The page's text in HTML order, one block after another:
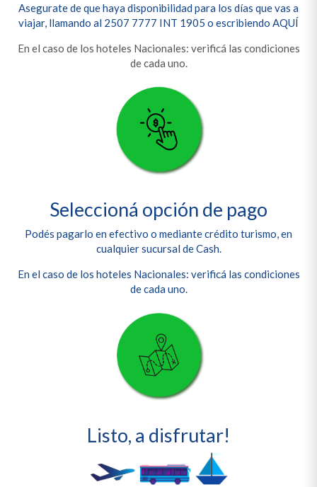
Asegurate de que haya disponibilidad para los días que vas a
viajar, llamando al 2507 7777 INT 1905 o escribiendo AQUÍ
En el caso de los hoteles Nacionales: verificá las condiciones
de cada uno.
Seleccioná opción de pago
Podés pagarlo en efectivo o mediante crédito turismo, en
cualquier sucursal de Cash.
En el caso de los hoteles Nacionales: verificá las condiciones
de cada uno.
Listo, a disfrutar!